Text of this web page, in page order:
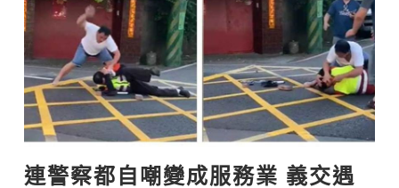
連警察都自嘲變成服務業 義交遇